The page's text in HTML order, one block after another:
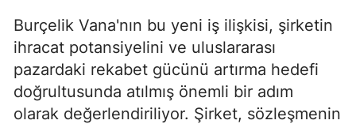
Burçelik Vana'nın bu yeni iş ilişkisi, şirketin
ihracat potansiyelini ve uluslararası
pazardaki rekabet gücünü artırma hedefi
doğrultusunda atılmış önemli bir adım
olarak değerlendiriliyor. Şirket, sözleşmenin